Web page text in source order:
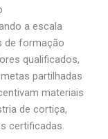
a escala
de formação
qualificados,
partilhadas
materiais
de cortiça,
certificadas.